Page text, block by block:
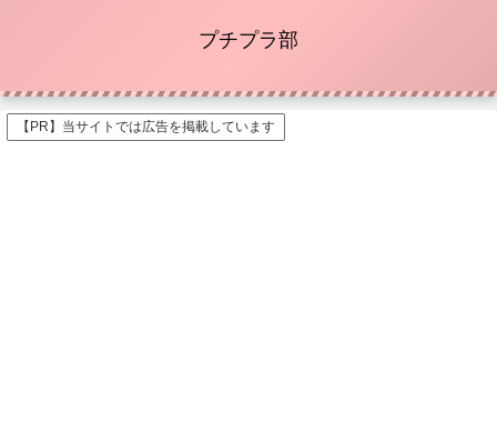
プチプラ部
【PR】当サイトでは広告を掲載しています